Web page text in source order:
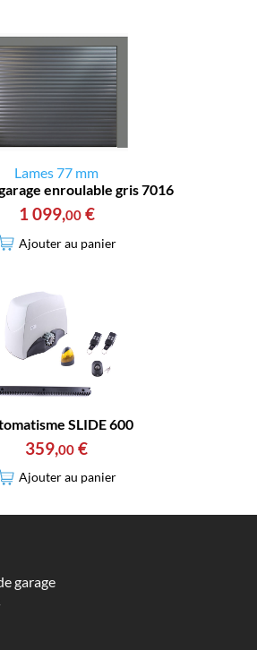
Lames 77 mm
enroulable gris 7016
1 099,00 €
Ajouter au panier
SLIDE 600
359,00 €
Ajouter au panier
garage